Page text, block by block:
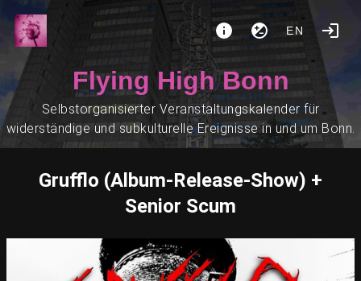
EN
Flying High Bonn
Selbstorganisierter Veranstaltungskalender für
widerständige und subkulturelle Ereignisse in und um Bonn.
Grufflo (Album-Release-Show) +
Senior Scum